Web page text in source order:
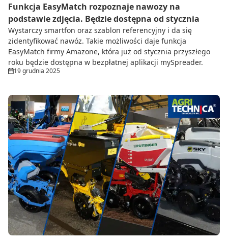
Funkcja EasyMatch rozpoznaje nawozy na
podstawie zdjęcia. Będzie dostępna od stycznia
Wystarczy smartfon oraz szablon referencyjny i da się
zidentyfikować nawóz. Takie możliwości daje funkcja
EasyMatch firmy Amazone, która już od stycznia przyszłego
roku będzie dostępna w bezpłatnej aplikacji mySpreader.
19 grudnia 2025